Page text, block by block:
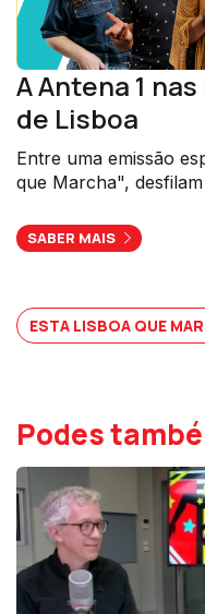
A Antena 1
de Lisboa
Entre uma emissão
que Marcha",
SABER MAIS
ESTA LISBOA QUE
Podes